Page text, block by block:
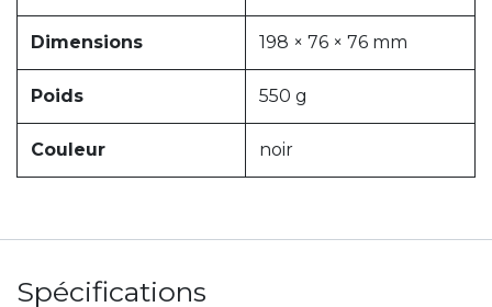
Dimensions 198 × 76 × 76 mm
Poids 550 g
Couleur noir
Spécifications